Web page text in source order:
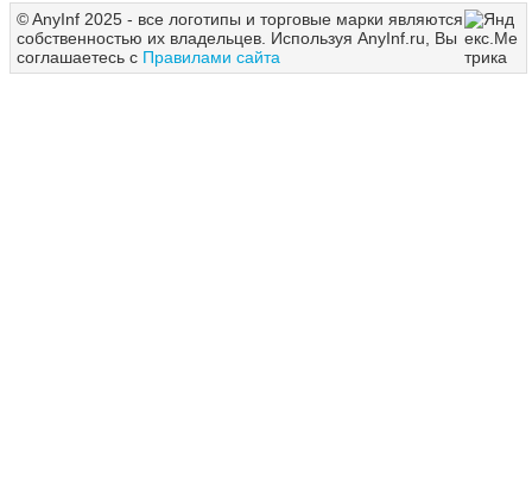
© AnyInf 2025 - все логотипы и торговые марки являются
собственностью их владельцев. Используя AnyInf.ru, Вы
соглашаетесь с Правилами сайта